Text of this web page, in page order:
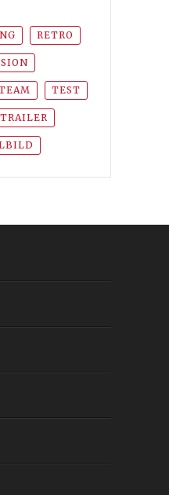
RETRO
TEST
TRAILER